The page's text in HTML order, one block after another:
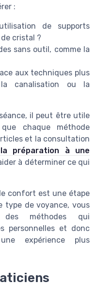
:
de supports
cristal ?
sans outil, comme la
aux techniques plus
canalisation ou la
il peut être utile
chaque méthode
et la consultation
préparation à une
à déterminer ce qui
confort est une étape
type de voyance, vous
méthodes qui
personnelles et donc
expérience plus